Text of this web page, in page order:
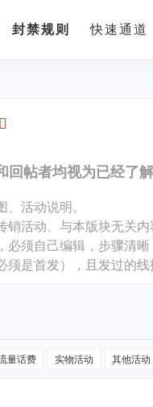
封禁规则 快速通道
回帖者均视为已经了
活动说明。
活动、与本版块无关内
须自己编辑，步骤清晰
须是首发），且发过的
量话费 实物活动 其他活动